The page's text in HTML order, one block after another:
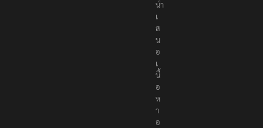
น์
ที่
นำ
เ
ส
น
อ
เ
นื้
อ
ห